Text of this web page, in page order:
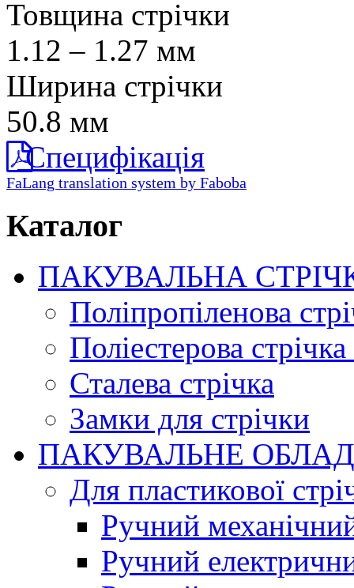
Товщина стрічки
1.12 – 1.27 мм
Ширина стрічки
50.8 мм
Специфікація
FaLang translation system by Faboba
Каталог
ПАКУВАЛЬНА
Поліпропіленова
Поліестерова
Сталева стрічка
Замки для стрічки
ПАКУВАЛЬНЕ
Для пластикової
Ручний
Ручний